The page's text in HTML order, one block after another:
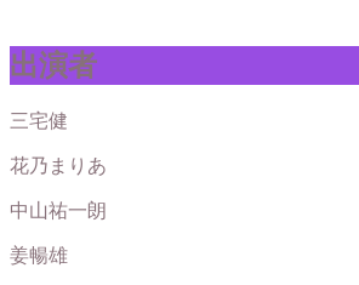
出演者
三宅健
花乃まりあ
中山祐一朗
姜暢雄